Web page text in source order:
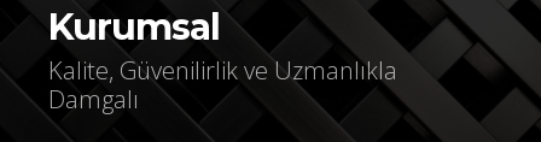
DUYURULAR
KARİYER
İLETİŞİM
Kurumsal
Kalite, Güvenilirlik ve Uzmanlıkla
Damgalı